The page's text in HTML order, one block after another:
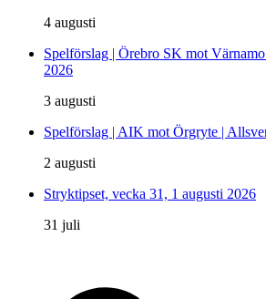
4 augusti
Spelförslag | Örebro SK mot
2026
3 augusti
Spelförslag | AIK mot Örgryte |
2 augusti
Stryktipset, vecka 31, 1 augusti 2026
31 juli